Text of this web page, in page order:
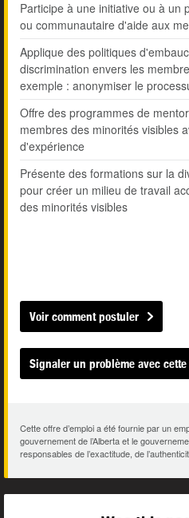
Participe à une initiative ou à un
ou communautaire d'aide aux
Applique des politiques
discrimination envers les
exemple : anonymiser le
Offre des programmes de
membres des minorités visibles
d'expérience
Présente des formations sur la
pour créer un milieu de travail
des minorités visibles
Voir comment postuler
Signaler un problème avec cette
Cette offre d’emploi a été fournie par un
gouvernement de l’Alberta et le
responsables de l’exactitude, de